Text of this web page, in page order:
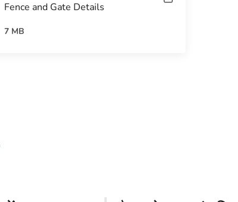
Fence and Gate Details
7 MB